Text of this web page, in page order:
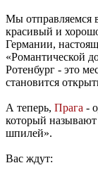
Мы отправляемся
красивый и
Германии,
«Романтической
Ротенбург - это
становится
А теперь, Прага -
который
шпилей».
Вас ждут: